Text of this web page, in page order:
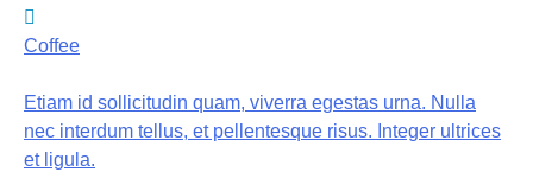
Coffee
Etiam id sollicitudin quam, viverra egestas urna. Nulla
nec interdum tellus, et pellentesque risus. Integer ultrices
et ligula.